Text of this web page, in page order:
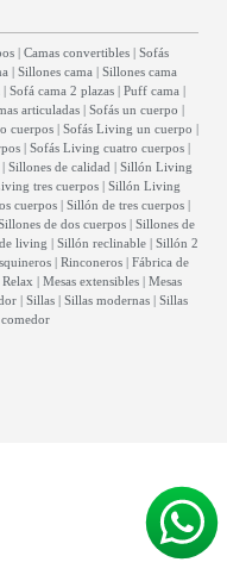
| Camas convertibles | Sofás
| Sillones cama | Sillones cama
| Sofá cama 2 plazas | Puff cama |
articuladas | Sofás un cuerpo |
cuerpos | Sofás Living un cuerpo |
| Sofás Living cuatro cuerpos|
Sillones de calidad | Sillón Living
tres cuerpos | Sillón Living
cuerpos | Sillón de tres cuerpos |
de dos cuerpos | Sillones de
living | Sillón reclinable| Sillón 2
| Rinconeros| Fábrica de
| Mesas extensibles | Mesas
| Sillas| Sillas modernas| Sillas